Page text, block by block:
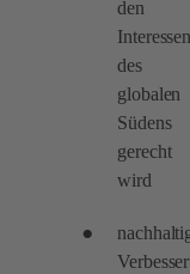
den
Interessen
des
globalen
Südens
gerecht
wird